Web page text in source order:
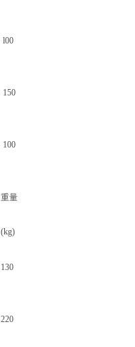
l00
150
100
重量
(kg)
130
220